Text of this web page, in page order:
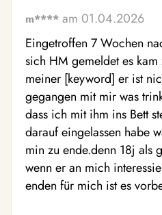
m**** am 01.04.2026
Eingetroffen 7 Wochen
sich HM gemeldet es
meiner [keyword] er ist
gegangen mit mir was
dass ich mit ihm ins Bett
darauf eingelassen habe
min zu ende.denn 18j als
wenn er an mich
enden für mich ist es